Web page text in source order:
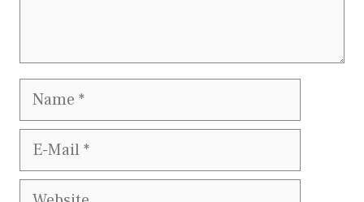
Name
E-
Website